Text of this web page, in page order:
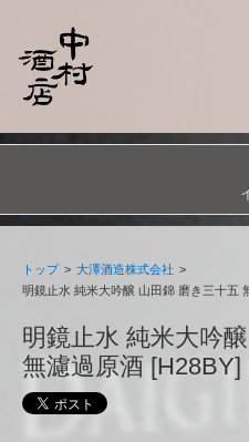
トップ > 大澤酒造株式会社 >
明鏡止水 純米大吟醸 山田錦 磨き三十五
明鏡止水 純米大吟
無濾過原酒 [H28BY]